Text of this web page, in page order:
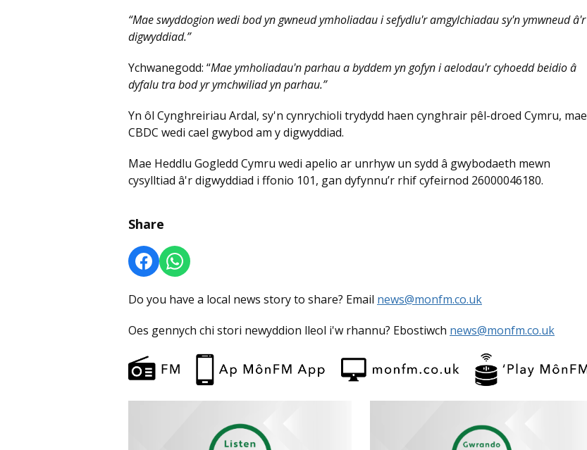
“Mae swyddogion wedi bod yn gwneud ymholiadau i sefydlu'r amgylchiadau sy'n ymwneud â'r
digwyddiad.”
Ychwanegodd: “Mae ymholiadau'n parhau a byddem yn gofyn i aelodau'r cyhoedd beidio â
dyfalu tra bod yr ymchwiliad yn parhau.”
Yn ôl Cynghreiriau Ardal, sy'n cynrychioli trydydd haen cynghrair pêl-droed Cymru, mae
CBDC wedi cael gwybod am y digwyddiad.
Mae Heddlu Gogledd Cymru wedi apelio ar unrhyw un sydd â gwybodaeth mewn
cysylltiad â'r digwyddiad i ffonio 101, gan dyfynnu’r rhif cyfeirnod 26000046180.
Share
Do you have a local news story to share? Email news@monfm.co.uk
Oes gennych chi stori newyddion lleol i'w rhannu? Ebostiwch news@monfm.co.uk